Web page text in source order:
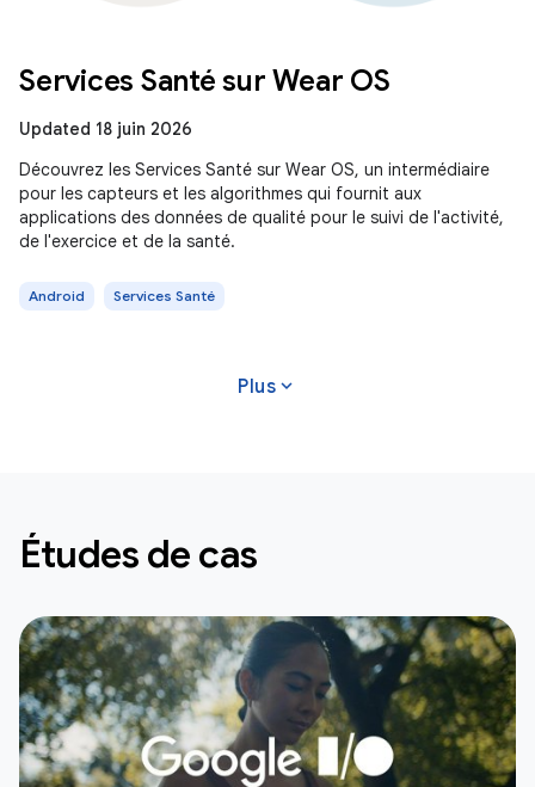
Services Santé sur Wear OS
Updated 18 juin 2026
Découvrez les Services Santé sur Wear OS, un intermédiaire
pour les capteurs et les algorithmes qui fournit aux
applications des données de qualité pour le suivi de l'activité,
de l'exercice et de la santé.
Android Services Santé
Plus expand_more
Études de cas